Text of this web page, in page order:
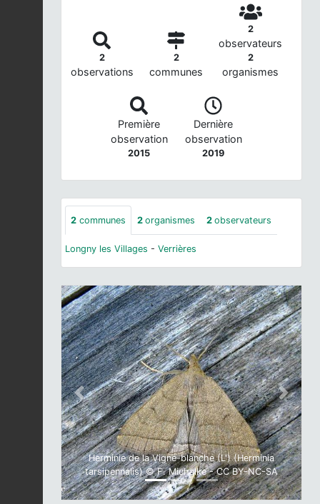
2
observations
2
communes
2
observateurs
2
organismes
Première
observation
2015
Dernière
observation
2019
2 communes 2 organismes 2 observateurs
Longny les Villages - Verrières
Herminie de la Vigne-blanche (L') (Herminia
tarsipennalis) © F. Michalke - CC BY-NC-SA
Previous Next